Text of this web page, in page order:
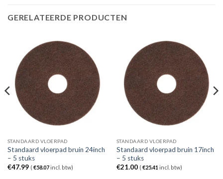
GERELATEERDE PRODUCTEN
STANDAARD VLOERPAD
Standaard vloerpad bruin 24inch
– 5 stuks
€47.99 ( €58.07incl. btw)
STANDAARD VLOERPAD
Standaard vloerpad bruin 17inch
– 5 stuks
€21.00 ( €25.41 incl. btw)